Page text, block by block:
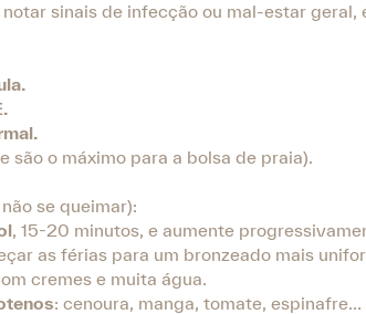
notar sinais de infecção ou mal-estar
são o máximo para a bolsa de praia).
se queimar):
, 15-20 minutos, e aumente
as férias para um bronzeado mais
cremes e muita água.
: cenoura, manga, tomate,